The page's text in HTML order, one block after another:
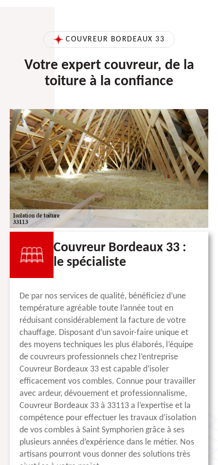
COUVREUR BORDEAUX 33
Votre expert couvreur, de la
toiture à la confiance
Couvreur Bordeaux 33 :
le spécialiste
De par nos services de qualité, bénéficiez d’une
température agréable toute l’année tout en
réduisant considérablement la facture de votre
chauffage. Disposant d’un savoir-faire unique et
des moyens techniques les plus élaborés, l’équipe
de couvreurs professionnels chez l’entreprise
Couvreur Bordeaux 33 est capable d’isoler
efficacement vos combles. Connue pour travailler
avec ardeur, dévouement et professionnalisme,
Couvreur Bordeaux 33 à 33113 a l’expertise et la
compétence pour effectuer les travaux d’isolation
de vos combles à Saint Symphorien grâce à ses
plusieurs années d’expérience dans le métier. Nos
artisans pourront vous donner des solutions très